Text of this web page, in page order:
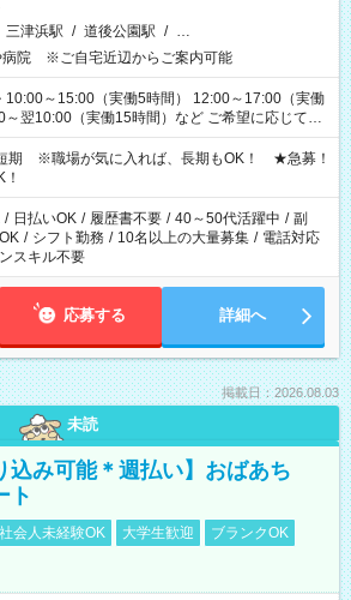
三津浜駅 / 道後公園駅 / …
病院 ※ご自宅近辺からご案内可能
～15:00（実働5時間） 12:00～17:00（実働
（実働15時間）など ご希望に応じて、
できます！ お気軽に担当へ相談ください！
期 ※職場が気に入れば、長期もOK！ ★急募！
/ 日払いOK / 履歴書不要 / 40～50代活躍中 / 副
/ シフト勤務 / 10名以上の大量募集 / 電話対応
スキル不要
応募する 詳細へ
掲載日：2026.08.03
未読
込み可能＊週払い】おばあち
ト
社会人未経験OK 大学生歓迎
ブランクOK